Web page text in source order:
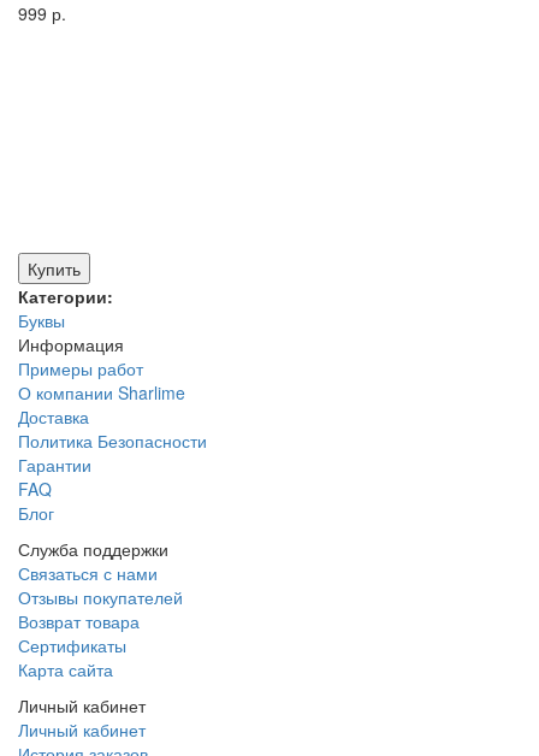
999 р.
Купить
Категории:
Буквы
Информация
Примеры работ
О компании Sharlime
Доставка
Политика Безопасности
Гарантии
FAQ
Блог
Служба поддержки
Связаться с нами
Отзывы покупателей
Возврат товара
Сертификаты
Карта сайта
Личный кабинет
Личный кабинет